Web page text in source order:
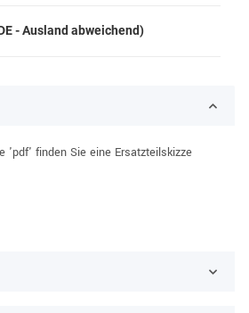
- Ausland abweichend)
'pdf' finden Sie eine Ersatzteilskizze